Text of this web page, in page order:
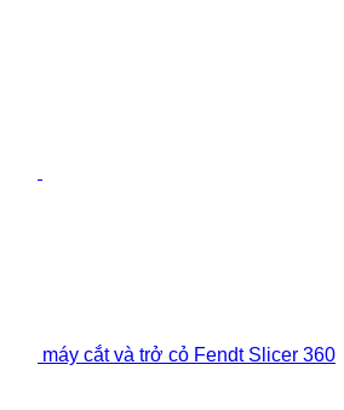
máy cắt và trở cỏ Fendt Slicer 360